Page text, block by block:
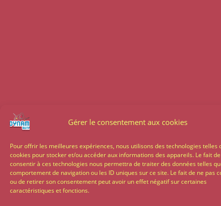
Gérer le consentement aux cookies
Pour offrir les meilleures expériences, nous utilisons des technologies telles
cookies pour stocker et/ou accéder aux informations des appareils. Le fait de
consentir à ces technologies nous permettra de traiter des données telles
comportement de navigation ou les ID uniques sur ce site. Le fait de ne pas
ou de retirer son consentement peut avoir un effet négatif sur certaines
caractéristiques et fonctions.